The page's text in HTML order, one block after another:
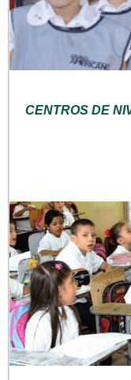
CENTROS DE